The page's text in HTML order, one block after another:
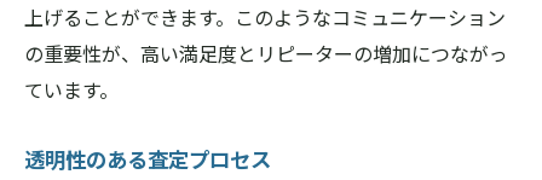
上げることができます。このようなコミュニケーション
の重要性が、高い満足度とリピーターの増加につながっ
ています。
透明性のある査定プロセス